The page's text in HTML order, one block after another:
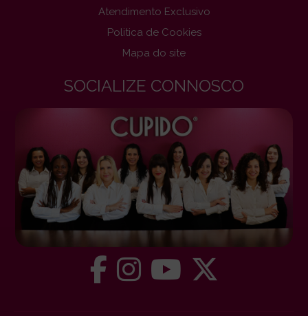
Atendimento Exclusivo
Politica de Cookies
Mapa do site
SOCIALIZE CONNOSCO